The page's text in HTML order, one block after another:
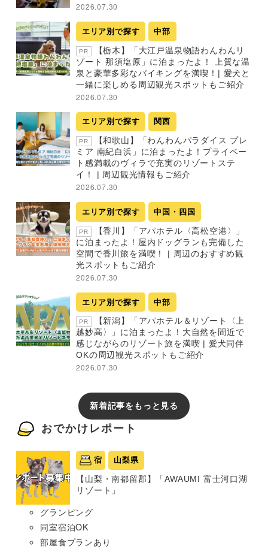
2026.07.30
エリア別で探す 中部
PR
【栃木】「大江戸温泉物語わんわんリ
ゾート 那須塩原」に泊まったよ！ 上質な温
泉と豪華多彩なバイキングを満喫！| 愛犬と
一緒に楽しめる周辺観光スポットもご紹介
2026.07.30
エリア別で探す 関西
PR
【和歌山】「わんわんパラダイス プレ
ミア 南紀白浜」に泊まったよ！プライベー
ト感満載のヴィラで充実のリゾートステ
イ！ | 周辺観光情報もご紹介
2026.07.30
エリア別で探す 中国・四国
PR
【香川】「アパホテル〈高松空港〉」
に泊まったよ！屋内ドッグランも完備した
空間で香川旅を満喫！ | 周辺のおすすめ観
光スポットもご紹介
2026.07.30
エリア別で探す 中部
PR
【新潟】「アパホテル＆リゾート〈上
越妙高〉」に泊まったよ！大自然を間近で
感じながらのリゾート旅を満喫 | 愛犬同伴
OKの周辺観光スポットもご紹介
2026.07.30
新着記事をもっと見る
おでかけレポート
宿 山梨県
【山梨・南都留郡】「AWAUMI 富士河口湖
リゾート」
グランピング
同室宿泊OK
部屋食プランあり